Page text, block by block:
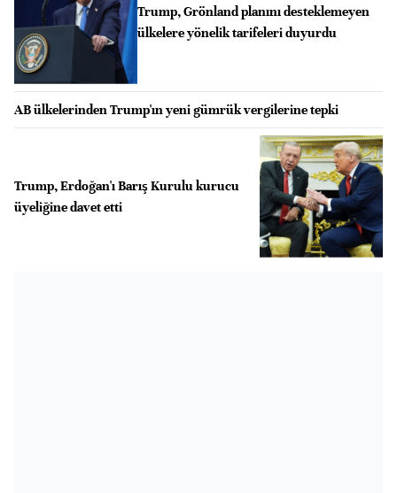
Trump, Grönland planını desteklemeyen
ülkelere yönelik tarifeleri duyurdu
AB ülkelerinden Trump'ın yeni gümrük vergilerine tepki
Trump, Erdoğan'ı Barış Kurulu kurucu
üyeliğine davet etti